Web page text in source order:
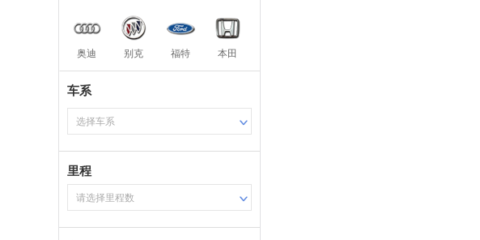
奥迪 别克 福特 本田
车系
选择车系
里程
请选择里程数